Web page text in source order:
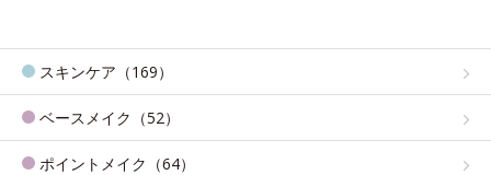
スキンケア（169）
ベースメイク（52）
ポイントメイク（64）